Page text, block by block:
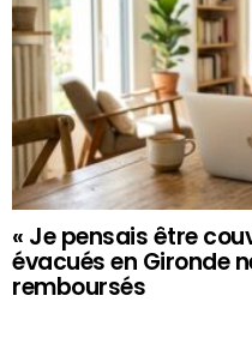
« Je pensais être
évacués en Gironde
remboursés